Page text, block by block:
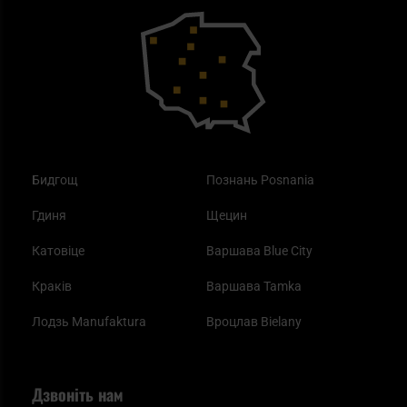
Бидгощ
Гдиня
Катовіце
Краків
Лодзь Manufaktura
Познань Posnania
Щецин
Варшава Blue City
Варшава Tamka
Вроцлав Bielany
Як працює маска від смогу?
Найкращі спальні мішки на осінь
Дзвоніть нам